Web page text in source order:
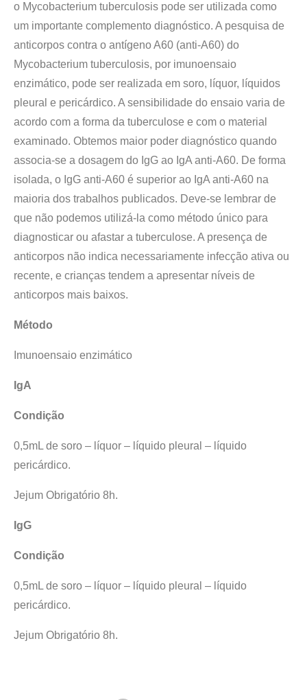
o Mycobacterium tuberculosis pode ser utilizada como
um importante complemento diagnóstico. A pesquisa de
anticorpos contra o antígeno A60 (anti-A60) do
Mycobacterium tuberculosis, por imunoensaio
enzimático, pode ser realizada em soro, líquor, líquidos
pleural e pericárdico. A sensibilidade do ensaio varia de
acordo com a forma da tuberculose e com o material
examinado. Obtemos maior poder diagnóstico quando
associa-se a dosagem do IgG ao IgA anti-A60. De forma
isolada, o IgG anti-A60 é superior ao IgA anti-A60 na
maioria dos trabalhos publicados. Deve-se lembrar de
que não podemos utilizá-la como método único para
diagnosticar ou afastar a tuberculose. A presença de
anticorpos não indica necessariamente infecção ativa ou
recente, e crianças tendem a apresentar níveis de
anticorpos mais baixos.
Método
Imunoensaio enzimático
IgA
Condição
0,5mL de soro – líquor – líquido pleural – líquido
pericárdico.
Jejum Obrigatório 8h.
IgG
Condição
0,5mL de soro – líquor – líquido pleural – líquido
pericárdico.
Jejum Obrigatório 8h.